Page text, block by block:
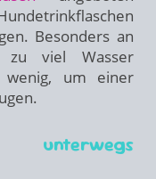
Besonders an
zu viel Wasser
wenig, um einer